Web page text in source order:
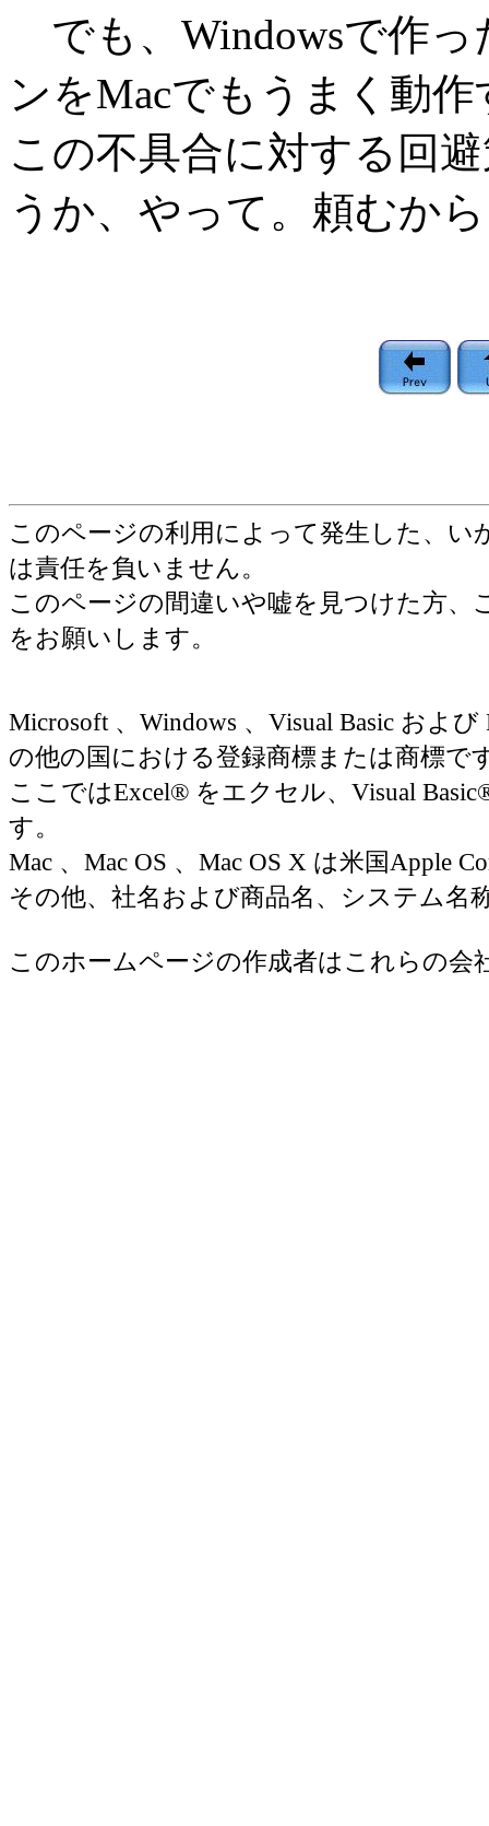
でも、Windowsで作
ンをMacでもうまく動
この不具合に対する回
うか、やって。頼むか
このページの利用によって発生した、
は責任を負いません。
このページの間違いや嘘を見つけた方
をお願いします。
Microsoft 、Windows 、Visual Basic およ
の他の国における登録商標または商標で
ここではExcel® をエクセル、Visual
す。
Mac 、Mac OS 、Mac OS X は米国Apple
その他、社名および商品名、システム名
このホームページの作成者はこれらの